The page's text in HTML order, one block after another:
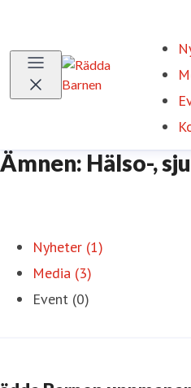
Ämnen: Hälso-,
Nyheter (1)
Media (3)
Event (0)